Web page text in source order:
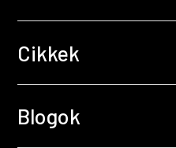
Cikkek
Blogok